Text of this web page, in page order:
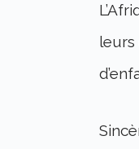
leurs